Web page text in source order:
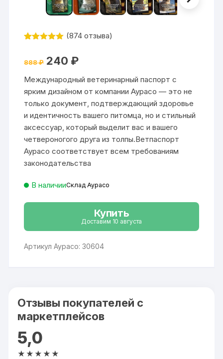
на основе
пользовател
ей
(874 отзыва)
888₽ Первоначальная
цена
888 ₽.
240 ₽Текущая
Международный ветеринарный паспорт с
ярким дизайном от компании Аурасо — это не
только документ, подтверждающий здоровье
и идентичность вашего питомца, но и стильный
аксессуар, который выделит вас и вашего
четвероногого друга из толпы.Ветпаспорт
Аурасо соответствует всем требованиям
законодательства
В наличииСклад Аурасо
Купить
Доставим 10 августа
Артикул Аурасо: 30604
Отзывы покупателей с
маркетплейсов
5,0
★★★★★